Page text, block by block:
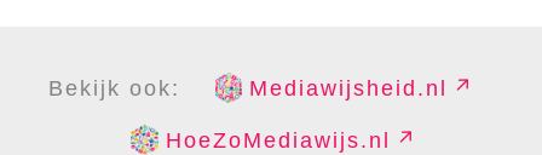
Bekijk ook: Mediawijsheid.nl
HoeZoMediawijs.nl